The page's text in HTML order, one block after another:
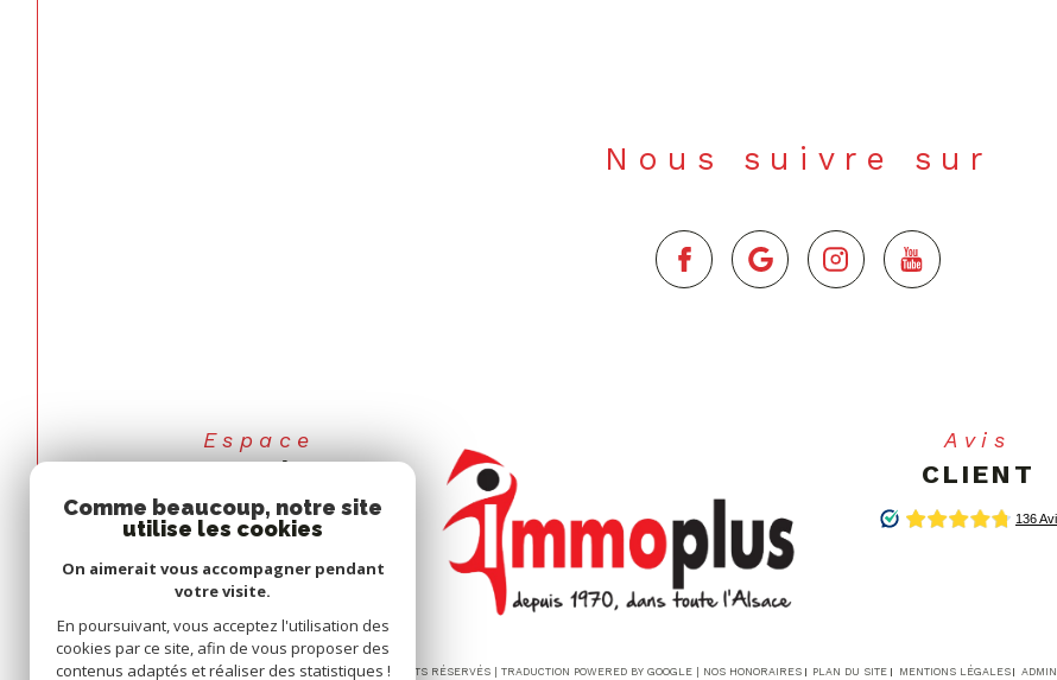
Nous suivre sur
Espace
Se connecter
Avis
CLIENT
© 2026 | TOUS DROITS RÉSERVÉS | TRADUCTION POWERED BY GOOGLE | NOS HONORAIRES PLAN DU SITE MENTIONS LÉGALES ADMIN
Comme beaucoup, notre site
utilise les cookies
On aimerait vous accompagner pendant
votre visite.
En poursuivant, vous acceptez l'utilisation des
cookies par ce site, afin de vous proposer des
contenus adaptés et réaliser des statistiques !